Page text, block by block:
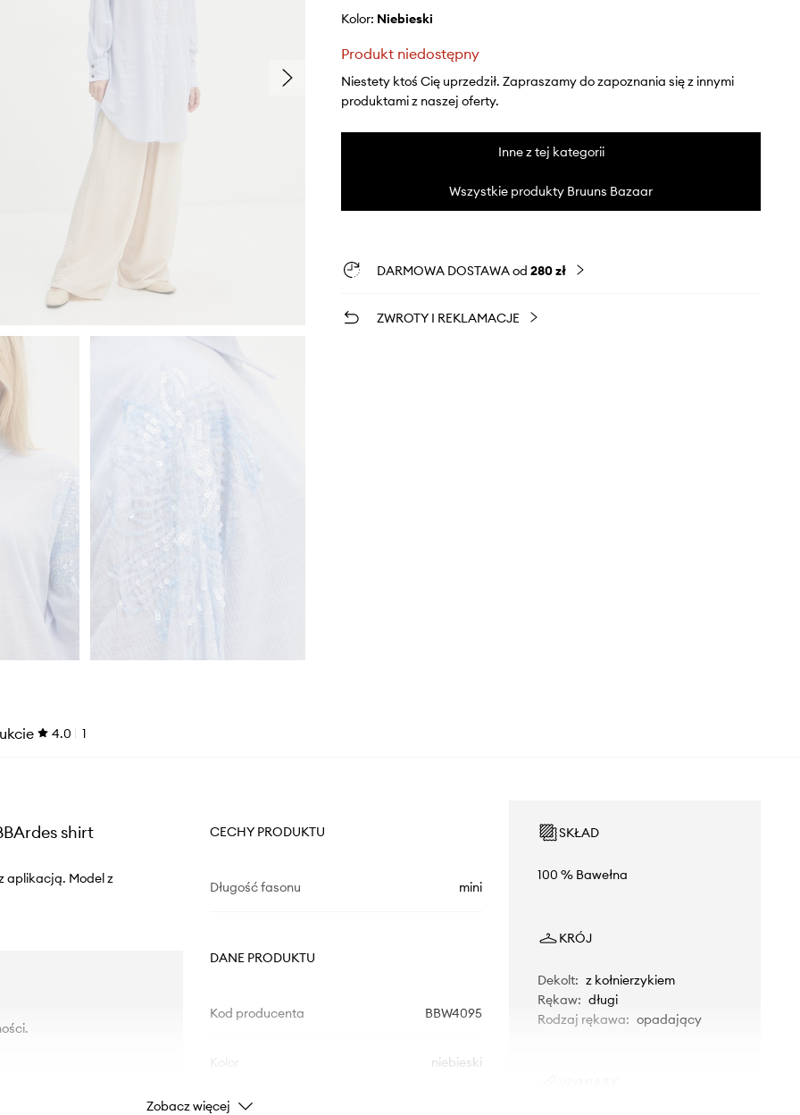
Kolor: niebieski
Produkt niedostępny
Niestety ktoś Cię uprzedził. Zapraszamy do zapoznania się z innymi
produktami z naszej oferty.
Inne z tej kategorii
Wszystkie produkty Bruuns Bazaar
DARMOWA DOSTAWA od 280 zł
ZWROTY I REKLAMACJE
4.0 1
shirt
aplikacją. Model z
CECHY PRODUKTU
Długość fasonu mini
DANE PRODUKTU
Kod producenta BBW4095
niebieski
Marka
SKŁAD
100 % Bawełna
KRÓJ
Dekolt: z kołnierzykiem
Rękaw: długi
Rodzaj rękawa: opadający
Zobacz więcej